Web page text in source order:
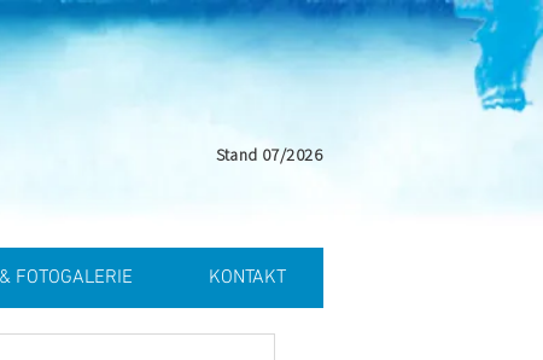
Stand 07/2026
FOTOGALERIE KONTAKT